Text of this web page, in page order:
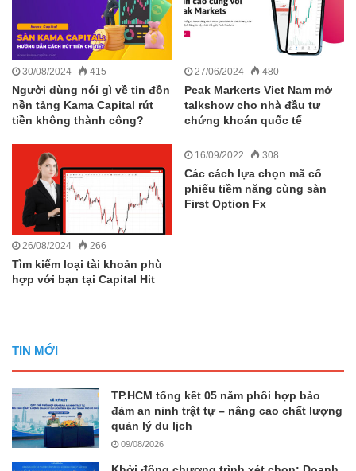
30/08/2024 415
Người dùng nói gì về tin đồn
nền tảng Kama Capital rút
tiền không thành công?
27/06/2024 480
Peak Markerts Viet Nam mở
talkshow cho nhà đầu tư
chứng khoán quốc tế
26/08/2024 266
Tìm kiếm loại tài khoản phù
hợp với bạn tại Capital Hit
16/09/2022 308
Các cách lựa chọn mã cổ
phiếu tiềm năng cùng sàn
First Option Fx
TIN MỚI
TP.HCM tổng kết 05 năm phối hợp bảo
đảm an ninh trật tự – nâng cao chất lượng
quản lý du lịch
09/08/2026